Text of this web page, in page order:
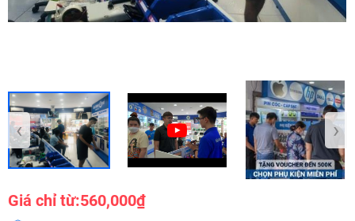
‹ ›
Giá chỉ từ:560,000₫